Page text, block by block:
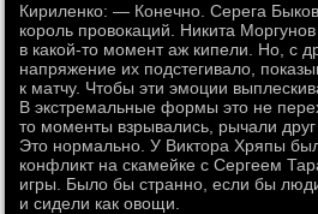
Кириленко: — Конечно. Серега
король провокаций. Никита
в какой-то момент аж кипели. Но, с
напряжение их подстегивало,
к матчу. Чтобы эти эмоции
В экстремальные формы это не
то моменты взрывались, рычали
Это нормально. У Виктора Хряпы
конфликт на скамейке с Сергеем
игры. Было бы странно, если бы
и сидели как овощи.